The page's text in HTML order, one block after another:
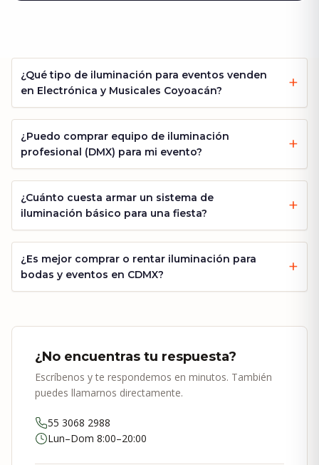
¿Qué tipo de iluminación para eventos venden
en Electrónica y Musicales Coyoacán?
¿Puedo comprar equipo de iluminación
profesional (DMX) para mi evento?
¿Cuánto cuesta armar un sistema de
iluminación básico para una fiesta?
¿Es mejor comprar o rentar iluminación para
bodas y eventos en CDMX?
¿No encuentras tu respuesta?
Escríbenos y te respondemos en minutos. También
puedes llamarnos directamente.
55 3068 2988
Lun–Dom 8:00–20:00